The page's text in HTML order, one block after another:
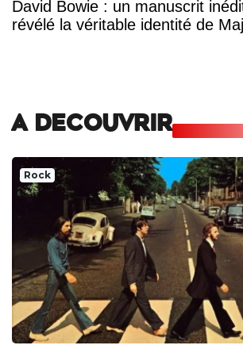
David Bowie : un manuscrit
révélé la véritable identité de
A DECOUVRIR
Rock